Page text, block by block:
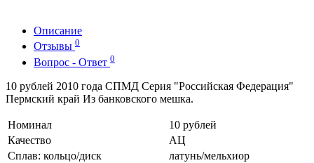
Описание
Отзывы 0
Вопрос - Ответ 0
10 рублей 2010 года СПМД Серия "Российская Федерация"
Пермский край Из банковского мешка.
Номинал
10 рублей
Качество
АЦ
Сплав: кольцо/диск
латунь/мельхиор